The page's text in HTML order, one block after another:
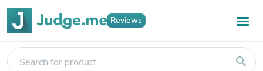
Reviews
search